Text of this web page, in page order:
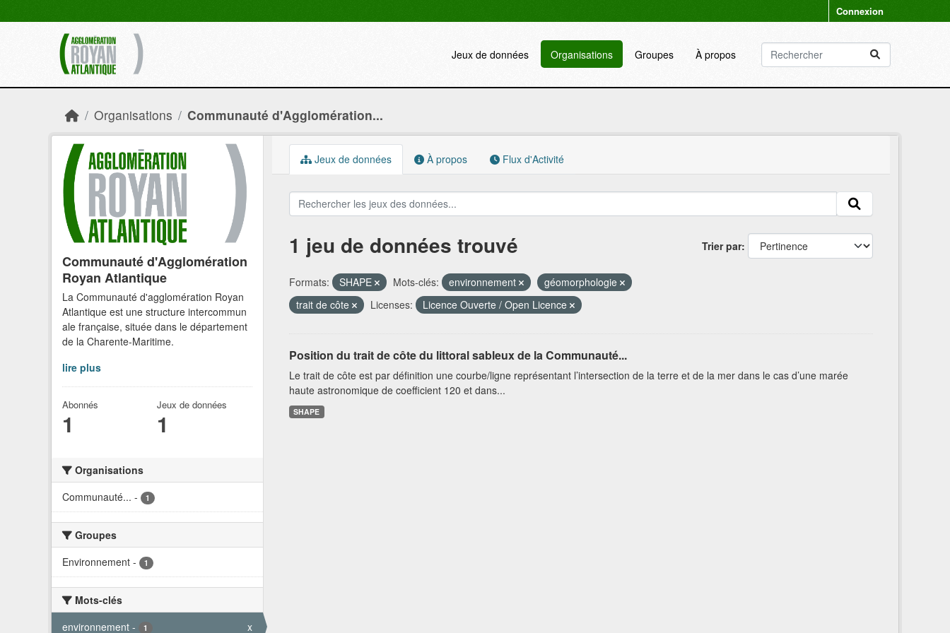
Connexion
Jeux de données Organisations Groupes À propos
Organisations Communauté d'Agglomération...
Communauté d'Agglomération
Royan Atlantique
La Communauté d'agglomération Royan
Atlantique est une structure intercommun
ale française, située dans le département
de la Charente-Maritime.
lire plus
Abonnés
1
Jeux de données
1
Organisations
Communauté... - 1
Groupes
Environnement - 1
Mots-clés
environnement - 1 x
Jeux de données À propos Flux d'Activité
Trier par
1 jeu de données trouvé
Formats: SHAPE Mots-clés: environnement
géomorphologie
trait de côte
Licenses: Licence Ouverte / Open Licence
Position du trait de côte du littoral sableux de la Communauté...
Le trait de côte est par définition une courbe/ligne représentant l’intersection de la terre et de la mer dans le cas d’une marée
haute astronomique de coefficient 120 et dans...
SHAPE